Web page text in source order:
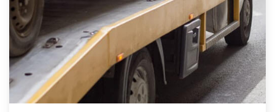
eigenlijk alle merken, zoals Alfa Romeo, Audi, BMW,
Chevrolet, Citroën, Dacia, Fiat, Ford, Honda, Hyundai,
Kia, Mazda, Mercedes Benz, Mitsubishi, Nissan, Opel,
Peugeot, Porsche, Renault, Seat, Skoda, Suzuki, Tesla,
Toyota, Volkswagen en Volvo.